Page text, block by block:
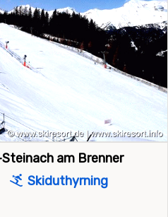
am Brenner
Skiduthyrning